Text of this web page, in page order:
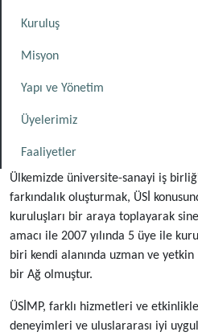
Kuruluş
Misyon
Yapı ve Yönetim
Üyelerimiz
Faaliyetler
Ülkemizde üniversite-sanayi iş
farkındalık oluşturmak, ÜSİ
kuruluşları bir araya toplayarak
amacı ile 2007 yılında 5 üye ile
biri kendi alanında uzman ve yetkin
bir Ağ olmuştur.
ÜSİMP, farklı hizmetleri ve
deneyimleri ve uluslararası iyi